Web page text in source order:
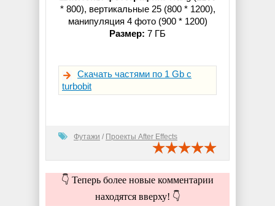
* 800), вертикальные 25 (800 * 1200),
манипуляция 4 фото (900 * 1200)
Размер: 7 ГБ
Скачать частями по 1 Gb с
turbobit
Футажи / Проекты After Effects
👇 Теперь более новые комментарии
находятся вверху! 👇